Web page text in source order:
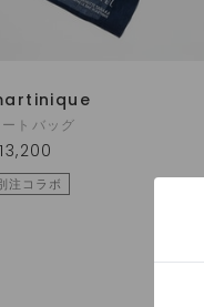
ートバッグ
注コラボ